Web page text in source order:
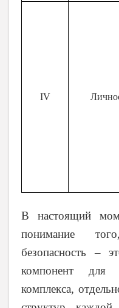
IV
В настоящий
понимание
безопасность –
компонент для
комплекса,